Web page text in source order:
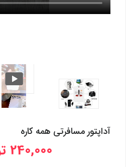
آداپتور مسافرتی همه کاره
240,000 تومان